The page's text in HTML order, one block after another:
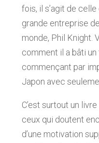
fois, il s’agit de
grande entreprise
monde, Phil Knight.
comment il a bâti
commençant par
Japon avec
C’est surtout un
ceux qui doutent
d’une motivation